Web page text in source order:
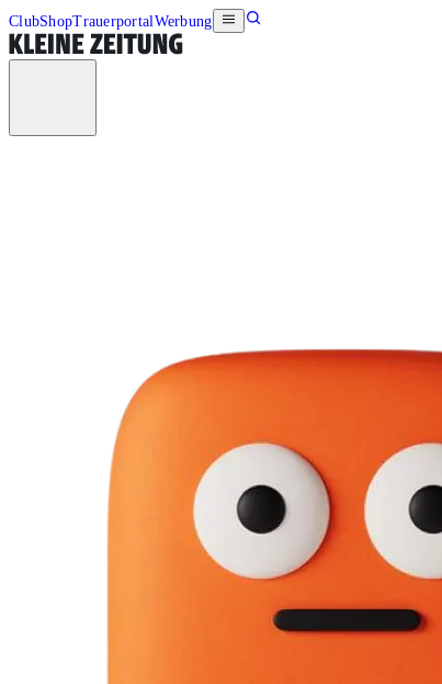
ClubShopTrauerportalWerbung